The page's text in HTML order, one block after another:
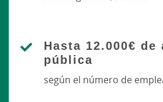
Hasta 12.000€ de
pública
según el número de